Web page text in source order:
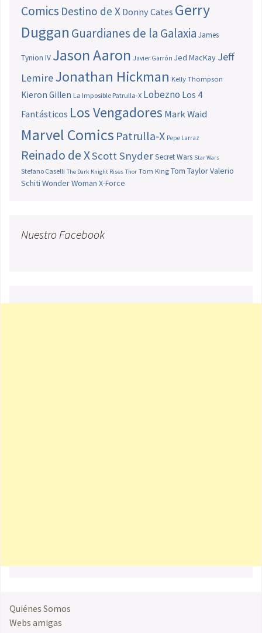
Comics Destino de X Donny Cates Gerry
Duggan Guardianes de la Galaxia James
Tynion IV Jason Aaron Javier Garrón Jed MacKay Jeff
LemireJonathan Hickman Kelly Thompson
Kieron Gillen La Imposible Patrulla-X Lobezno Los 4
Fantásticos Los Vengadores Mark Waid
Marvel Comics Patrulla-X Pepe Larraz
Reinado de XScott SnyderSecret Wars Star Wars
Stefano Caselli The Dark Knight Rises Thor Tom King Tom TaylorValerio
Schiti Wonder Woman X-Force
Nuestro Facebook
Quiénes Somos
Webs amigas